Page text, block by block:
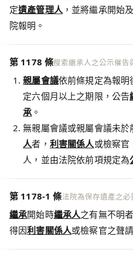
定遺產管理人，並將繼承開始
院報明。
第 1178 條搜索繼承人之公示催告
親屬會議依前條規定為報明
定六個月以上之期限，公告
承 。
無親屬會議或親屬會議未
人者， 利害關係人或檢察官
人，並由法院依前項規定為
第 1178-1 條法院為保存遺產之必
繼承開始時繼承人之有無不明
得因利害關係人或檢察官之聲